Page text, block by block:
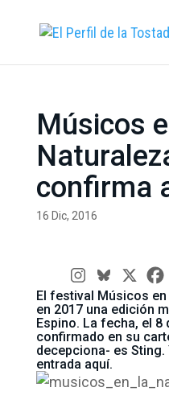
Músicos
confirma
16 Dic, 2016
El festival Músicos
en 2017 una edición
Espino. La fecha, el 8
confirmado en su
decepciona- es
entrada aquí.